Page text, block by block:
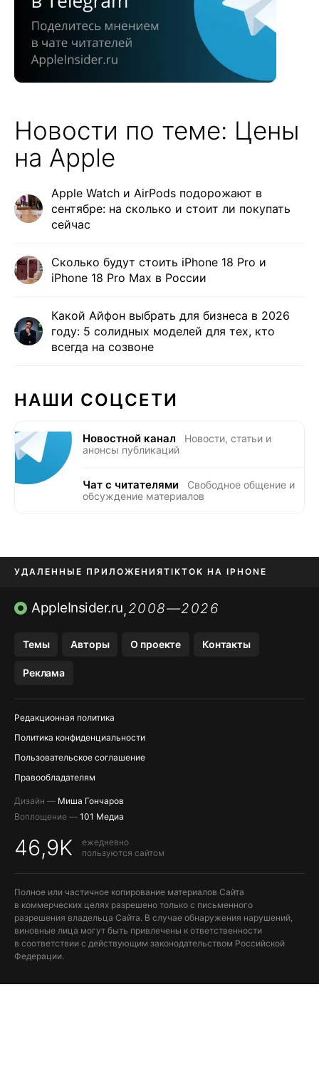
Новости по теме: Цены
на Apple
Apple Watch и AirPods подорожают в
сентябре: на сколько и стоит ли покупать
сейчас
Сколько будут стоить iPhone 18 Pro и
iPhone 18 Pro Max в России
Какой Айфон выбрать для бизнеса в 2026
году: 5 солидных моделей для тех, кто
всегда на созвоне
НАШИ СОЦСЕТИ
Новостной канал
Новости, статьи и
анонсы публикаций
Чат с читателями
Свободное общение и
обсуждение материалов
УДАЛЕННЫЕ ПРИЛОЖЕНИЯTIKTOK НА IPHONE
ПРИЛОЖЕНИЯ БЕЗ APP STORE
AppleInsider.ru,2008—2026
Темы Авторы О проекте Контакты
Реклама
Редакционная политика
Политика конфиденциальности
Пользовательское соглашение
Правообладателям
Дизайн — Миша Гончаров
Воплощение — 101 Медиа
46,9K
ежедневно
пользуются сайтом
Полное или частичное копирование материалов Сайта
в коммерческих целях разрешено только с письменного
разрешения владельца Сайта. В случае обнаружения нарушений,
виновные лица могут быть привлечены к ответственности
в соответствии с действующим законодательством Российской
Федерации.